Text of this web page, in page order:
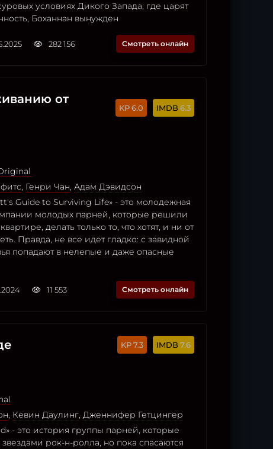
условиях Дикого Запада, где царят
Боханнан вынужден
282 156 Смотреть онлайн
от
6.0 6.3
, Генри Чан, Адам Дэвидсон
Guide to Surviving Life» - это молодежная
молодых парней, которые решили
делать только то, что хотят, и ни от
Правда, не все идет гладко: с завидной
попадают в нелепые и даже опасные
11 553 Смотреть онлайн
7.3 7.6
, Кевин Даулинг, Дженнифер Гетцингер
- это история группы парней, которые
звездами рок-н-ролла, но пока спасаются